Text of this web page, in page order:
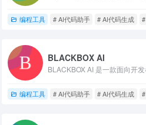
编程工具 # AI代码助手 # AI代码生成
BLACKBOX AI
编程工具 # AI代码助手 # AI代码生成